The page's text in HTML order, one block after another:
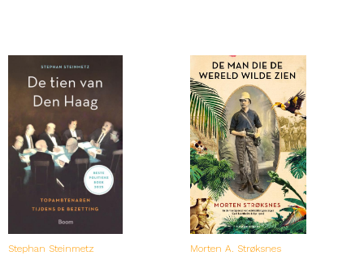
Stephan Steinmetz Morten A. Strøksnes